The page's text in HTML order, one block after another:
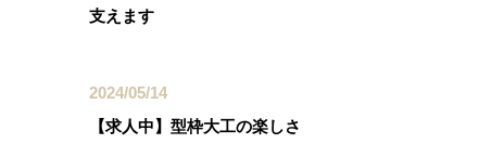
支えます
2024/05/14
【求人中】型枠大工の楽しさ